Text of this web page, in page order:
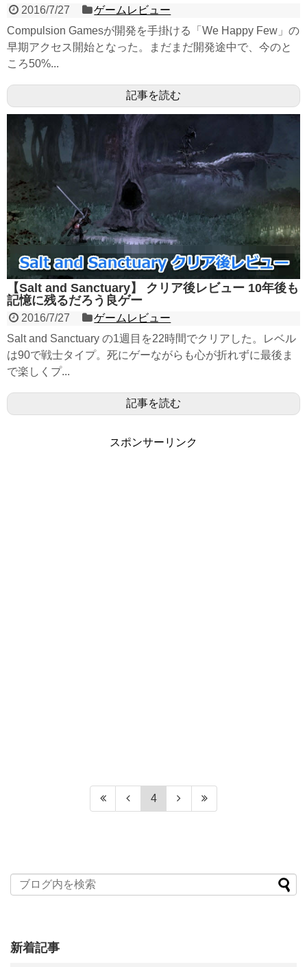
2016/7/27
ゲームレビュー
Compulsion Gamesが開発を手掛ける「We Happy Few」の
早期アクセス開始となった。まだまだ開発途中で、今のと
ころ50%...
記事を読む
【Salt and Sanctuary】 クリア後レビュー 10年後も
記憶に残るだろう良ゲー
2016/7/27
ゲームレビュー
Salt and Sanctuary の1週目を22時間でクリアした。レベル
は90で戦士タイプ。死にゲーながらも心が折れずに最後ま
で楽しくプ...
記事を読む
スポンサーリンク
4
新着記事